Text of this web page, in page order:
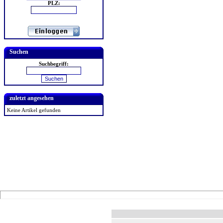
PLZ:
Suchen
Suchbegriff:
zuletzt angesehen
Keine Artikel gefunden